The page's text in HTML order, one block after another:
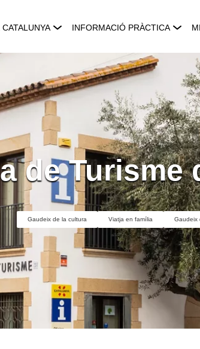
INFORMACIÓ PRÀCTICA
de Turisme
Gaudeix de la cultura Viatja en família Gaudeix